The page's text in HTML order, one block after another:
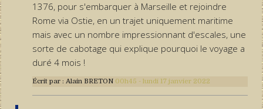
1376, pour s'embarquer à Marseille et rejoindre
Rome via Ostie, en un trajet uniquement maritime
mais avec un nombre impressionnant d'escales, une
sorte de cabotage qui explique pourquoi le voyage a
duré 4 mois !
Écrit par :Alain BRETON 00h45 -lundi 17 janvier 2022